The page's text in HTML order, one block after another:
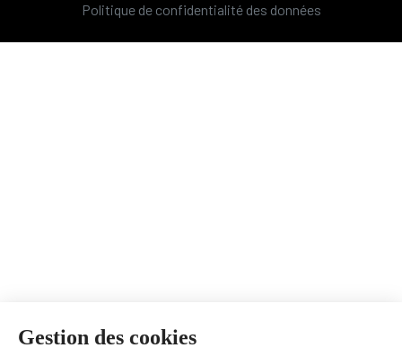
Politique de confidentialité des données